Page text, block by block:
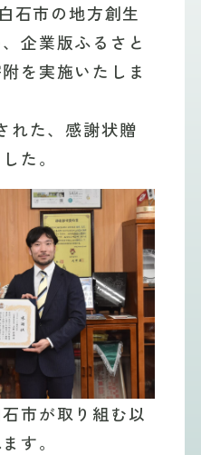
石市の地方創生
企業版ふるさと
を実施いたしま
れた、感謝状贈
た。
市が取り組む以
す。